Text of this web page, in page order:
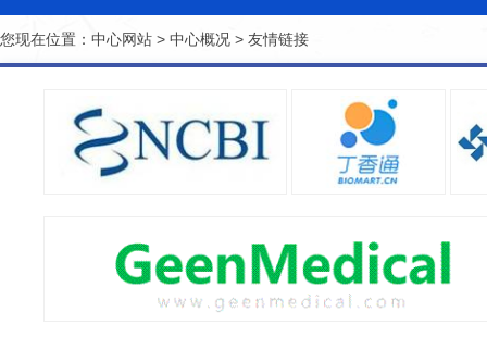
您现在位置： 中心网站 > 中心概况 > 友情链接